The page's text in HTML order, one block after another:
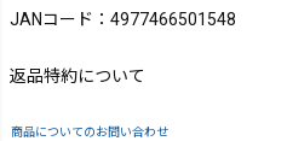
JANコード：4977466501548
返品特約について
商品についてのお問い合わせ